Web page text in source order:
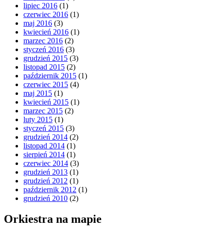
lipiec 2016 (1)
czerwiec 2016 (1)
maj 2016 (3)
kwiecień 2016 (1)
marzec 2016 (2)
styczeń 2016 (3)
grudzień 2015 (3)
listopad 2015 (2)
październik 2015 (1)
czerwiec 2015 (4)
maj 2015 (1)
kwiecień 2015 (1)
marzec 2015 (2)
luty 2015 (1)
styczeń 2015 (3)
grudzień 2014 (2)
listopad 2014 (1)
sierpień 2014 (1)
czerwiec 2014 (3)
grudzień 2013 (1)
grudzień 2012 (1)
październik 2012 (1)
grudzień 2010 (2)
Orkiestra na mapie